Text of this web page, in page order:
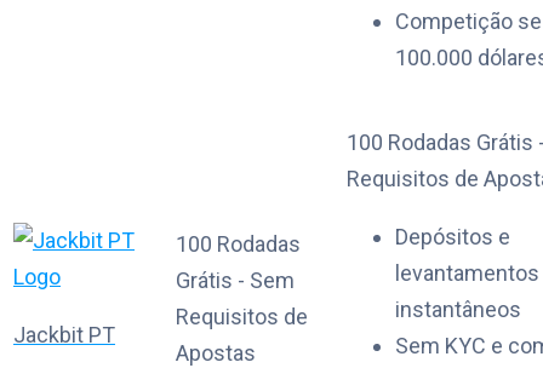
Competição
100.000
Jackbit PT
100 Rodadas
Grátis - Sem
Requisitos de
Apostas
100 Rodadas Grátis
Requisitos de
Depósitos e
levantamentos
instantâneos
Sem KYC e